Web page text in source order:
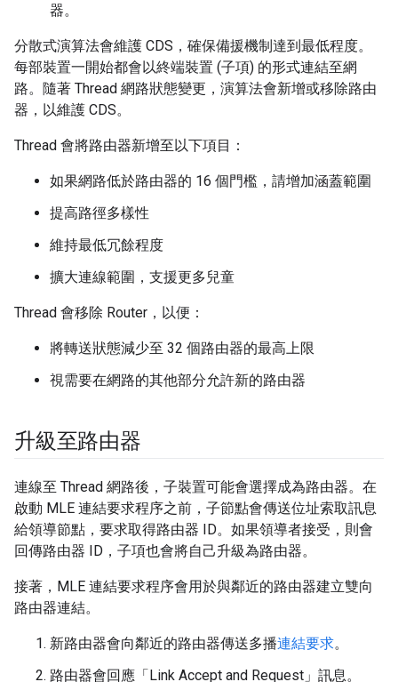
器。
分散式演算法會維護 CDS，確保備援機制達到最低程度。
每部裝置一開始都會以終端裝置 (子項) 的形式連結至網
路。隨著 Thread 網路狀態變更，演算法會新增或移除路由
器，以維護 CDS。
Thread 會將路由器新增至以下項目：
如果網路低於路由器的 16 個門檻，請增加涵蓋範圍
提高路徑多樣性
維持最低冗餘程度
擴大連線範圍，支援更多兒童
Thread 會移除 Router，以便：
將轉送狀態減少至 32 個路由器的最高上限
視需要在網路的其他部分允許新的路由器
升級至路由器
連線至 Thread 網路後，子裝置可能會選擇成為路由器。在
啟動 MLE 連結要求程序之前，子節點會傳送位址索取訊息
給領導節點，要求取得路由器 ID。如果領導者接受，則會
回傳路由器 ID，子項也會將自己升級為路由器。
接著，MLE 連結要求程序會用於與鄰近的路由器建立雙向
路由器連結。
新路由器會向鄰近的路由器傳送多播連結要求。
路由器會回應「Link Accept and Request」 訊息。